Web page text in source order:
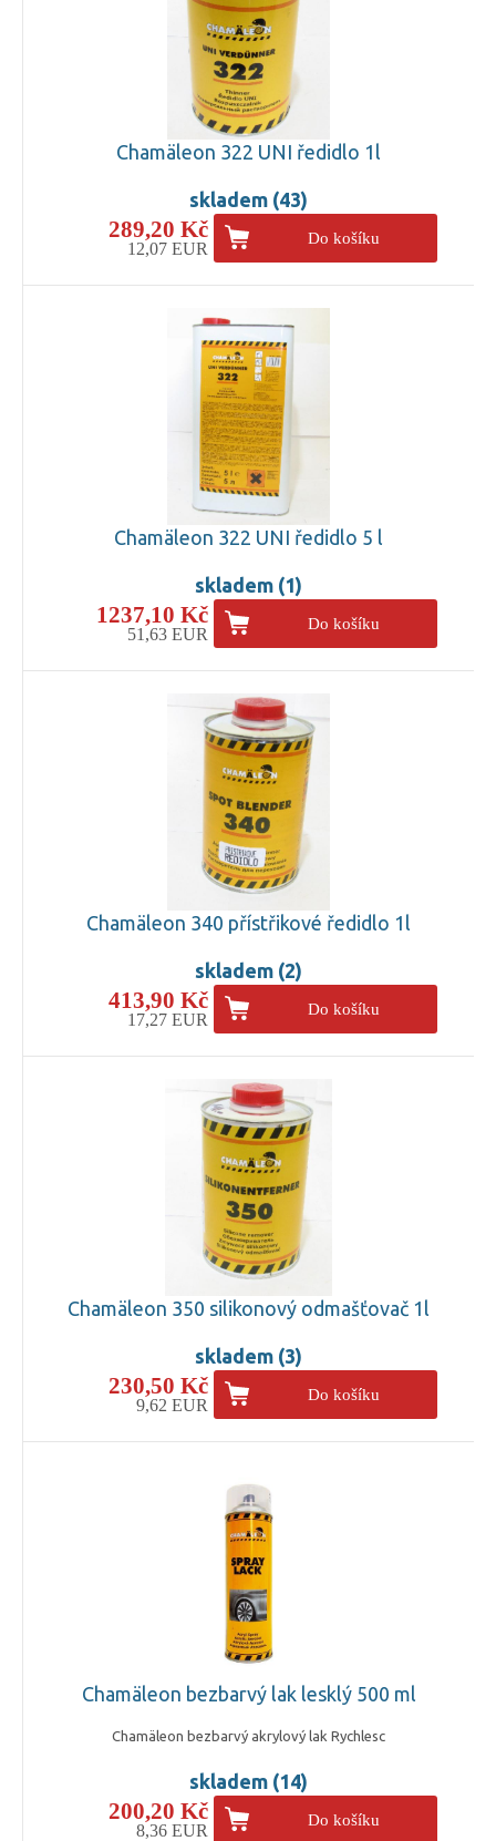
Chamäleon 322 UNI ředidlo 1l
skladem (43)
289,20 Kč
12,07 EUR
Do košíku
Chamäleon 322 UNI ředidlo 5 l
skladem (1)
1237,10 Kč
51,63 EUR
Do košíku
Chamäleon 340 přístřikové ředidlo 1l
skladem (2)
413,90 Kč
17,27 EUR
Do košíku
Chamäleon 350 silikonový odmašťovač 1l
skladem (3)
230,50 Kč
9,62 EUR
Do košíku
Chamäleon bezbarvý lak lesklý 500 ml
Chamäleon bezbarvý akrylový lak Rychlesc
skladem (14)
200,20 Kč
8,36 EUR
Do košíku